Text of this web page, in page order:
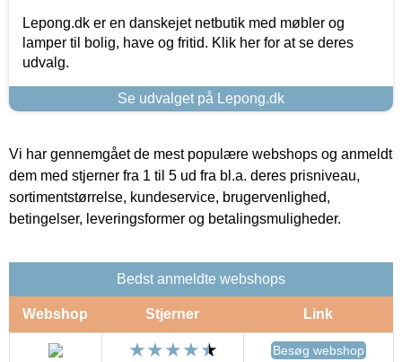
Lepong.dk er en danskejet netbutik med møbler og
lamper til bolig, have og fritid. Klik her for at se deres
udvalg.
Se udvalget på Lepong.dk
Vi har gennemgået de mest populære webshops og anmeldt
dem med stjerner fra 1 til 5 ud fra bl.a. deres prisniveau,
sortimentstørrelse, kundeservice, brugervenlighed,
betingelser, leveringsformer og betalingsmuligheder.
Bedst anmeldte webshops
Webshop Stjerner Link
Besøg webshop